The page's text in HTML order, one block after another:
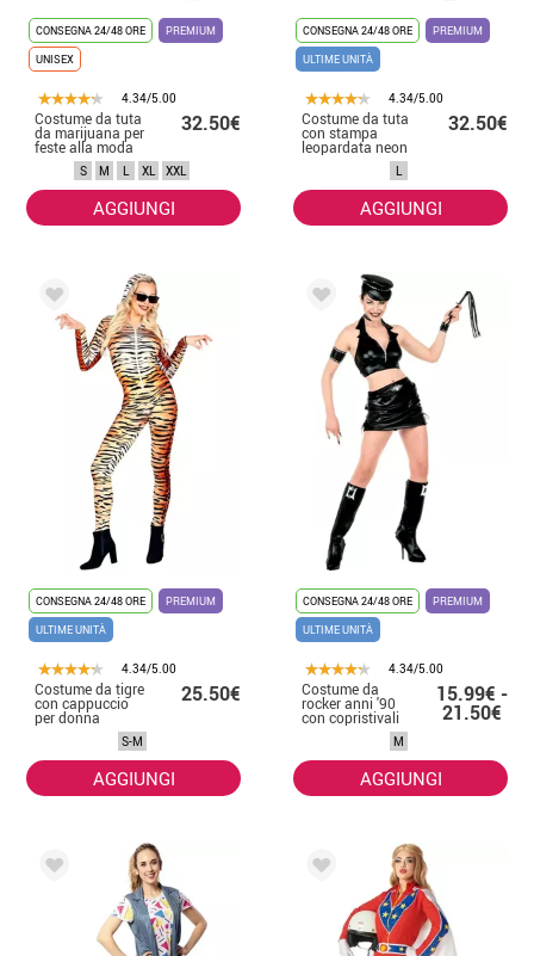
CONSEGNA 24/48 ORE
PREMIUM
UNISEX
4.34/5.00
Costume da tuta
da marijuana per
feste alla moda
per adulti
32.50€
S M L XL XXL
AGGIUNGI
CONSEGNA 24/48 ORE
PREMIUM
ULTIME UNITÀ
4.34/5.00
Costume da tuta
con stampa
leopardata neon
per adulto
32.50€
L
AGGIUNGI
CONSEGNA 24/48 ORE
PREMIUM
ULTIME UNITÀ
4.34/5.00
Costume da tigre
con cappuccio
per donna
25.50€
S-M
AGGIUNGI
CONSEGNA 24/48 ORE
PREMIUM
ULTIME UNITÀ
4.34/5.00
Costume da
rocker anni '90
con copristivali
per donna
15.99€ -
21.50€
M
AGGIUNGI